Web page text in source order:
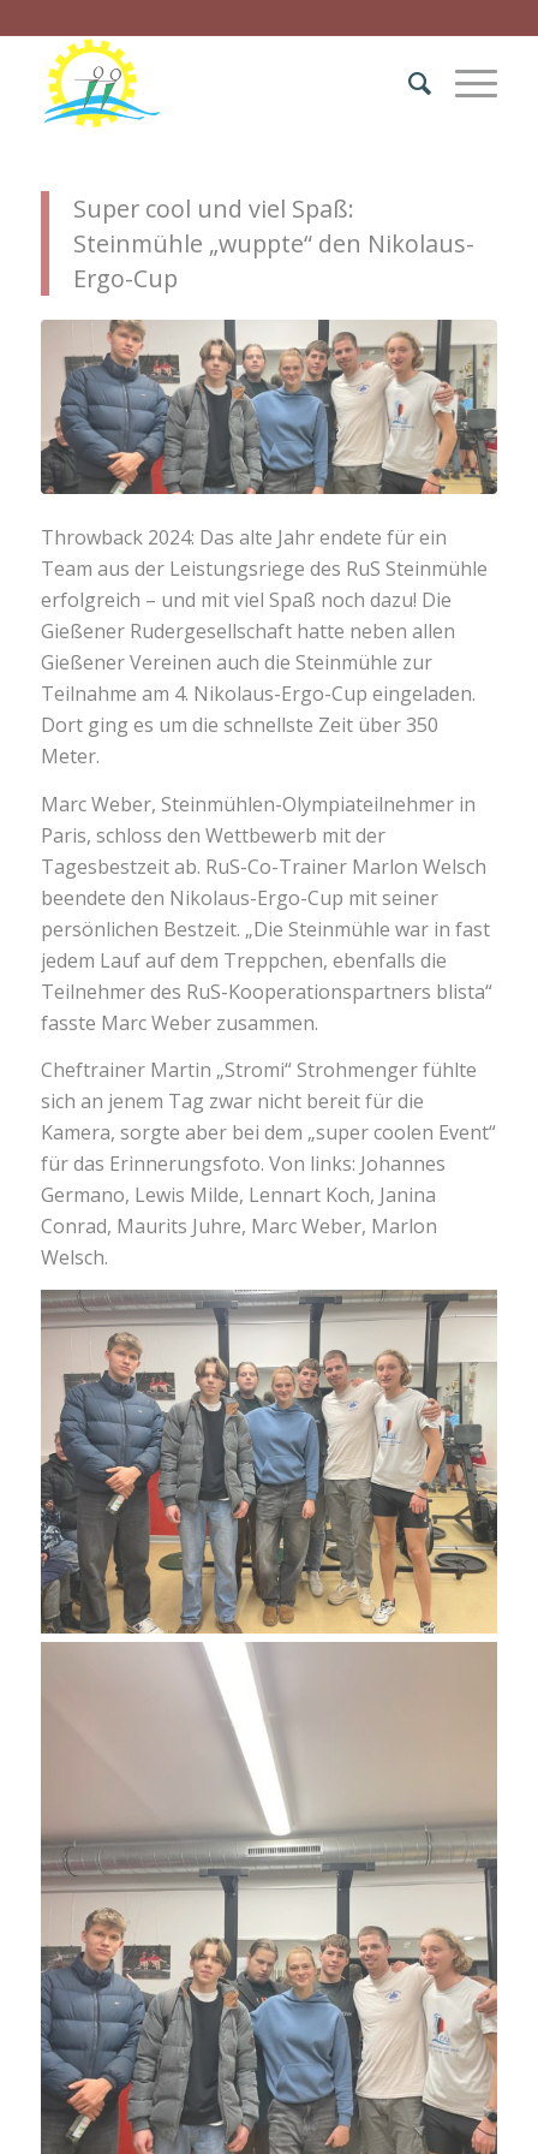
Super cool und viel Spaß:
Steinmühle „wuppte“ den Nikolaus-
Ergo-Cup
Throwback 2024: Das alte Jahr endete für ein
Team aus der Leistungsriege des RuS Steinmühle
erfolgreich – und mit viel Spaß noch dazu! Die
Gießener Rudergesellschaft hatte neben allen
Gießener Vereinen auch die Steinmühle zur
Teilnahme am 4. Nikolaus-Ergo-Cup eingeladen.
Dort ging es um die schnellste Zeit über 350
Meter.
Marc Weber, Steinmühlen-Olympiateilnehmer in
Paris, schloss den Wettbewerb mit der
Tagesbestzeit ab. RuS-Co-Trainer Marlon Welsch
beendete den Nikolaus-Ergo-Cup mit seiner
persönlichen Bestzeit. „Die Steinmühle war in fast
jedem Lauf auf dem Treppchen, ebenfalls die
Teilnehmer des RuS-Kooperationspartners blista“
fasste Marc Weber zusammen.
Cheftrainer Martin „Stromi“ Strohmenger fühlte
sich an jenem Tag zwar nicht bereit für die
Kamera, sorgte aber bei dem „super coolen Event“
für das Erinnerungsfoto. Von links: Johannes
Germano, Lewis Milde, Lennart Koch, Janina
Conrad, Maurits Juhre, Marc Weber, Marlon
Welsch.